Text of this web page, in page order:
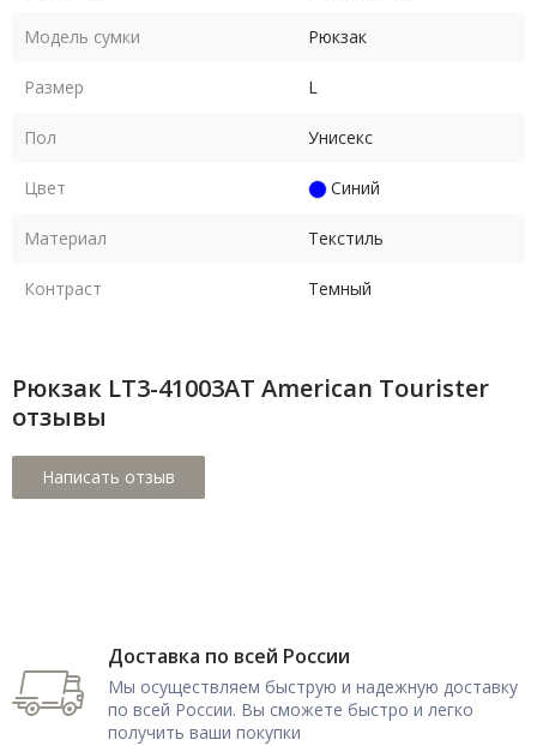
Модель сумки Рюкзак
Размер L
Пол Унисекс
Цвет Синий
Материал Текстиль
Контраст Темный
Рюкзак LT3-41003AT American Tourister
отзывы
Доставка по всей России
Мы осуществляем быструю и надежную доставку
по всей России. Вы сможете быстро и легко
получить ваши покупки